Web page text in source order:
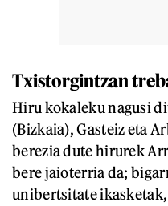
Txistorgintzan
Hiru kokaleku nagusi
(Bizkaia), Gasteiz eta
berezia dute hirurek
bere jaioterria da;
unibertsitate ikasketak,